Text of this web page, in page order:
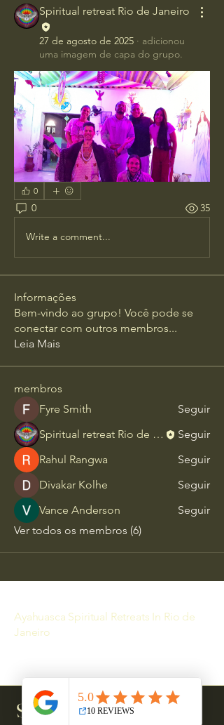
Spiritual retreat Rio de Janeiro
27 de agosto de 2025 · adicionou
uma imagem de capa do grupo.
0
0 35
Write a comment...
Informações
Bem-vindo ao grupo! Você pode se
conectar com outros membros...
Leia Mais
membros
Fyre Smith
Seguir
Spiritual retreat Rio de Janeiro
Seguir
Rahul Rangwa
Seguir
Divakar Kolhe
Seguir
Vance Anderson
Seguir
Ver todos os membros (6)
Ayahuasca Spiritual Retreats In Rio de
Janeiro
Sacred Journey Brazil